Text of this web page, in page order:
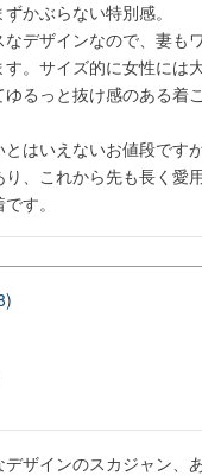
かぶらない特別感。
なデザインなので、妻も
。サイズ的に女性には
るっと抜け感のある着
はいえないお値段です
り、これから先も長く愛
す。
ザインのスカジャン、